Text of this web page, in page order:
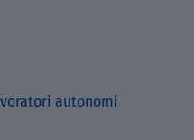
autonomi